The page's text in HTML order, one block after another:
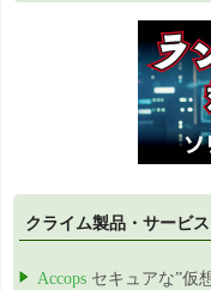
クライム製品・サービス
Accops セキュアな”仮